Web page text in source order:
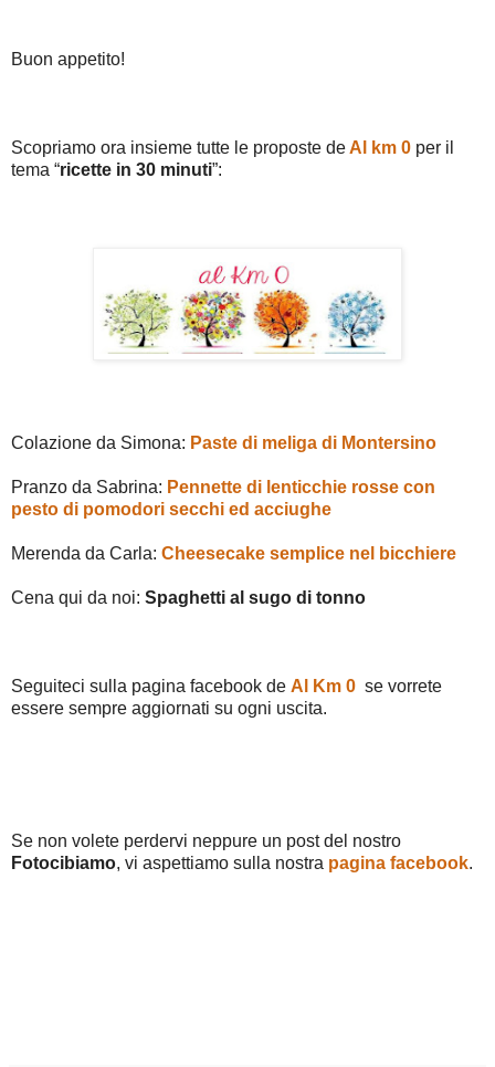
Buon appetito!
Scopriamo ora insieme tutte le proposte deAl km 0 per il
tema “ricette in 30 minuti”:
Colazione da Simona: Paste di meliga di Montersino
Pranzo da Sabrina: Pennette di lenticchie rosse con
pesto di pomodori secchi ed acciughe
Merenda da Carla: Cheesecake semplice nel bicchiere
Cena qui da noi: Spaghetti al sugo di tonno
Seguiteci sulla pagina facebook de Al Km 0 se vorrete
essere sempre aggiornati su ogni uscita.
Se non volete perdervi neppure un post del nostro
Fotocibiamo, vi aspettiamo sulla nostra pagina facebook.